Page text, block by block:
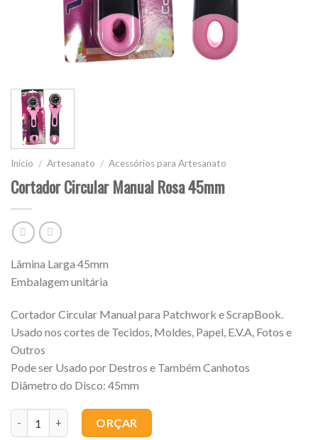
Início / Artesanato / Acessórios para Artesanato
Cortador Circular Manual Rosa 45mm
Lâmina Larga 45mm
Embalagem unitária
Cortador Circular Manual para Patchwork e ScrapBook.
Usado nos cortes de Tecidos, Moldes, Papel, E.V.A, Fotos e
Outros
Pode ser Usado por Destros e Também Canhotos
Diâmetro do Disco: 45mm
ORÇAR